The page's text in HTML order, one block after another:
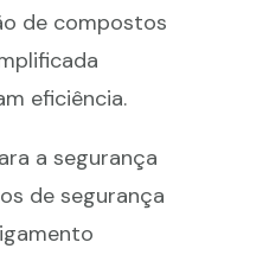
de compostos
eficiência.
a segurança
de segurança